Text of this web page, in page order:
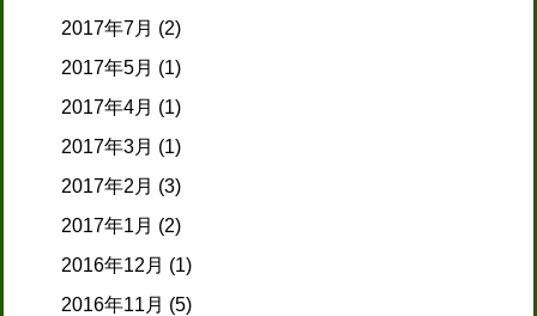
2017年7月 (2)
2017年5月 (1)
2017年4月 (1)
2017年3月 (1)
2017年2月 (3)
2017年1月 (2)
2016年12月 (1)
2016年11月 (5)